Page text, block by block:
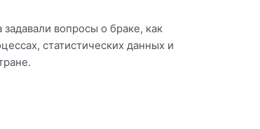
вопросы о браке, как
статистических данных и